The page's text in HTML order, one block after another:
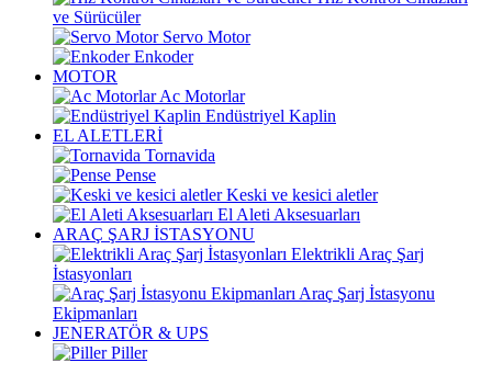
ve Sürücüler
Servo Motor
Enkoder
MOTOR
Ac Motorlar
Endüstriyel Kaplin
EL ALETLERİ
Tornavida
Pense
Keski ve kesici aletler
El Aleti Aksesuarları
ARAÇ ŞARJ İSTASYONU
Elektrikli Araç Şarj
İstasyonları
Araç Şarj İstasyonu
Ekipmanları
JENERATÖR & UPS
Piller